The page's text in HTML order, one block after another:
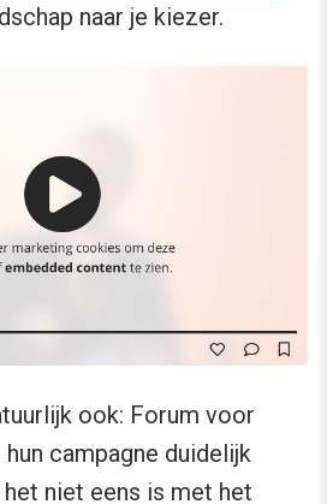
naar je kiezer.
ook: Forum voor
campagne duidelijk
niet eens is met het